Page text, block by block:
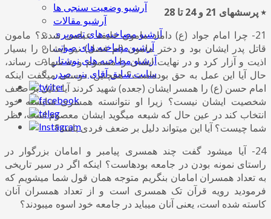
آرشیو وضعیت سنجی ها
آرشیو مقالات
آرشیو مصاخبه های تصویری
آرشیو مصاخبه های صوتی
آرشیو مصاخبه های نوشتار
سایت سابق آقای بنی صدر
٭پرسشهای 21 و 24 تا 28
21- چرا امام جواد (ع) داماد مامون خلیفه عباسی شدند؟ مامون
قاتل پدر ایشان بود و دختر مامون (ام فضل) نیز ایشان را بسیار
اذیت و آزار کرد و در نهایت ایشان را مسموم و به شهادت رساند،
حال آیا این عمل به حق بوده‌است؟ همچنین، دوستی میگفت اینکه
امام حسن (ع) را همسر ایشان (جعده) شهید کردند آیا دلیل بر ضعف
شخصیت ایشان نیست؟ زیرا او نتوانسته همسری شایسته خود
انتخاب کند در عین حال که شیعه میگوید ایشان معصوم است، نظر
شما چیست؟ آیا این میتواند دلیل بر ضعف فردی باشد؟
24- آیا میشود گفت چند همسری پیامبر و امامان بزرگوار در
راستای نمونه بودن در جامعه بودهاست؟ اینکه اگر در سیر تاریخی
به تعداد همسران امامان بنگریم متوجه همان قول شما میشویم که
فرمودید رویه قرآن تک همسری است و از تعداد همسران آنان
کاسته شده است، یعنی آنان میباید در جامعه خود اسوه میبودند؟